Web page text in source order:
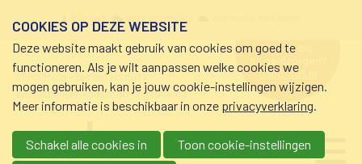
schuldhulp • sociaal krediet •
budgetbeheer • beschermingsbewind
hulp nodig
bij geldzorgen?
0800-8115.nl
Main navigation
COOKIES OP DEZE WEBSITE
Deze website maakt gebruik van cookies om goed te
functioneren. Als je wilt aanpassen welke cookies we
mogen gebruiken, kan je jouw cookie-instellingen wijzigen.
Meer informatie is beschikbaar in onze privacyverklaring.
Schakel alle cookies in
Toon cookie-instellingen